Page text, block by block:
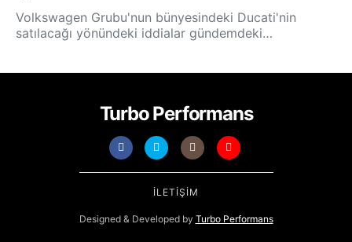
Volkswagen Grubu'nun bünyesindeki Ducati'nin
satılacağı yönündeki iddialar gündemdeki…
Turbo Performans
İLETIŞIM
Designed & Developed by Turbo Performans